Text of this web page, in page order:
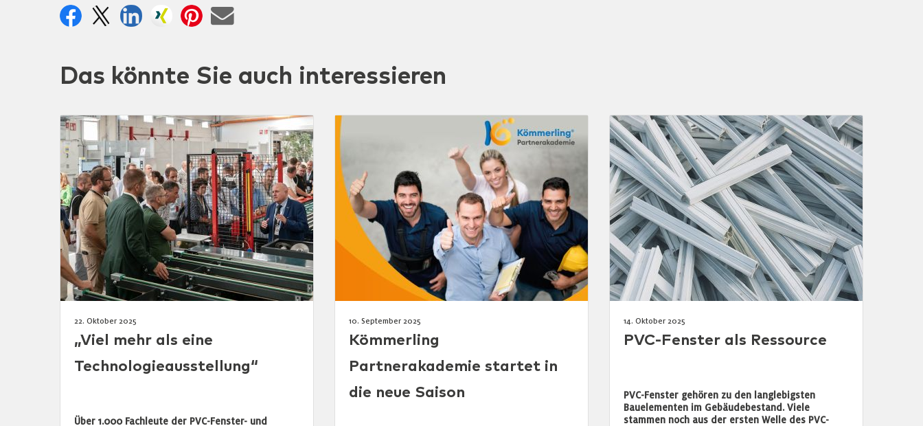
Das könnte Sie auch interessieren
22. Oktober 2025
„Viel mehr als eine
Technologieausstellung“
Über 1.000 Fachleute der PVC-Fenster- und
10. September 2025
Kömmerling
Partnerakademie startet in
die neue Saison
14. Oktober 2025
PVC-Fenster als Ressource
PVC-Fenster gehören zu den langlebigsten
Bauelementen im Gebäudebestand. Viele
stammen noch aus der ersten Welle des PVC-